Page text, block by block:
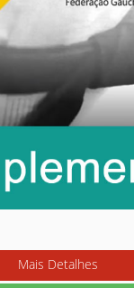
Mais Detalhes